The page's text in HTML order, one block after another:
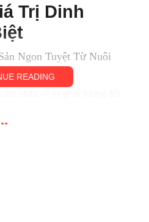
Trị Dinh
tác rượu động của bè đảng chúng
Thành & Phát
là một trong một số những
READING